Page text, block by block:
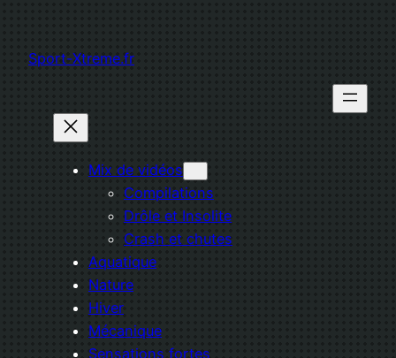
contenu
Sport-Xtreme.fr
Mix de vidéos
Compilations
Drôle et Insolite
Crash et chutes
Aquatique
Nature
Hiver
Mécanique
Sensations fortes